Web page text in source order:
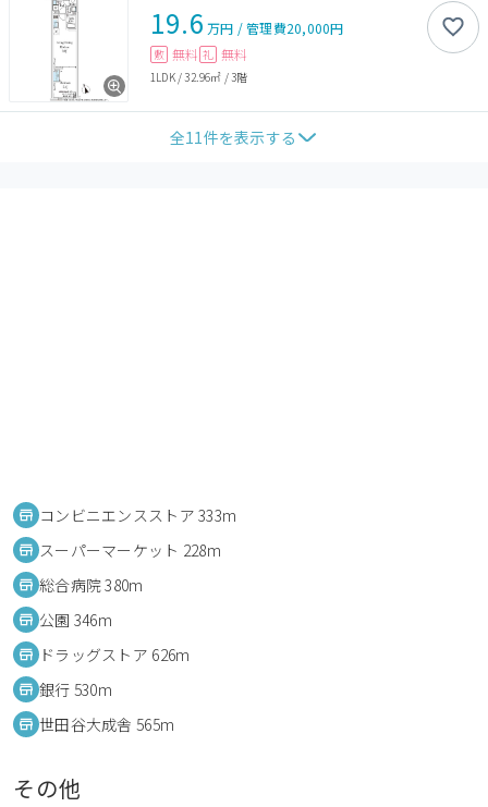
19.6 万円 /管理費20,000円
敷 無料 礼 無料
1LDK/32.96㎡ /3階
全11件を表示する
コンビニエンスストア 333m
スーパーマーケット 228m
総合病院 380m
公園 346m
ドラッグストア 626m
銀行 530m
世田谷大成舎 565m
その他